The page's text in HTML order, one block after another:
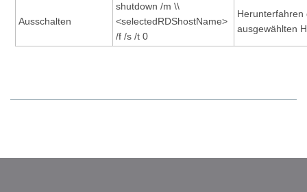
Ausschalten
shutdown /m \\
<selectedRDShostName>
/f /s /t 0
Herunterfahren
ausgewählten